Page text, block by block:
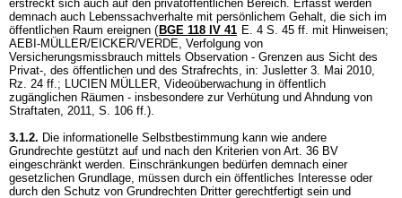
erstreckt sich auch auf den privatöffentlichen Bereich. Erfasst werden
demnach auch Lebenssachverhalte mit persönlichem Gehalt, die sich im
öffentlichen Raum ereignen ( BGE 118 IV 41 E. 4 S. 45 ff. mit Hinweisen;
AEBI-MÜLLER/EICKER/VERDE, Verfolgung von
Versicherungsmissbrauch mittels Observation - Grenzen aus Sicht des
Privat-, des öffentlichen und des Strafrechts, in: Jusletter 3. Mai 2010,
Rz. 24 ff.; LUCIEN MÜLLER, Videoüberwachung in öffentlich
zugänglichen Räumen - insbesondere zur Verhütung und Ahndung von
Straftaten, 2011, S. 106 ff.).
3.1.2. Die informationelle Selbstbestimmung kann wie andere
Grundrechte gestützt auf und nach den Kriterien von Art. 36 BV
eingeschränkt werden. Einschränkungen bedürfen demnach einer
gesetzlichen Grundlage, müssen durch ein öffentliches Interesse oder
durch den Schutz von Grundrechten Dritter gerechtfertigt sein und